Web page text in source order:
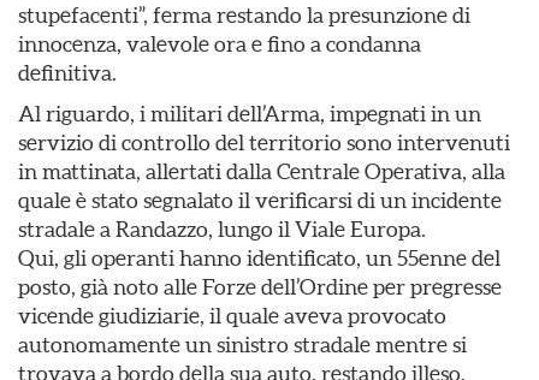
stupefacenti”, ferma restando la presunzione di
innocenza, valevole ora e fino a condanna
definitiva.
Al riguardo, i militari dell’Arma, impegnati in un
servizio di controllo del territorio sono intervenuti
in mattinata, allertati dalla Centrale Operativa, alla
quale è stato segnalato il verificarsi di un incidente
stradale a Randazzo, lungo il Viale Europa.
Qui, gli operanti hanno identificato, un 55enne del
posto, già noto alle Forze dell’Ordine per pregresse
vicende giudiziarie, il quale aveva provocato
autonomamente un sinistro stradale mentre si
trovava a bordo della sua auto, restando illeso.